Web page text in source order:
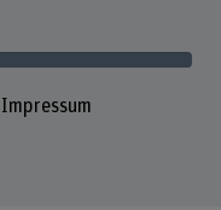
Impressum